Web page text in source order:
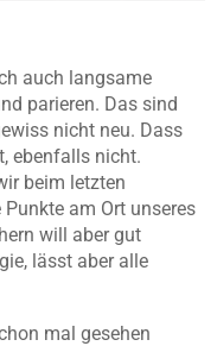
auch langsame
parieren. Das sind
nicht neu. Dass
ebenfalls nicht.
beim letzten
am Ort unseres
will aber gut
lässt aber alle
mal gesehen